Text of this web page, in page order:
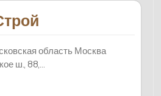
область Москва
ш., 88,…